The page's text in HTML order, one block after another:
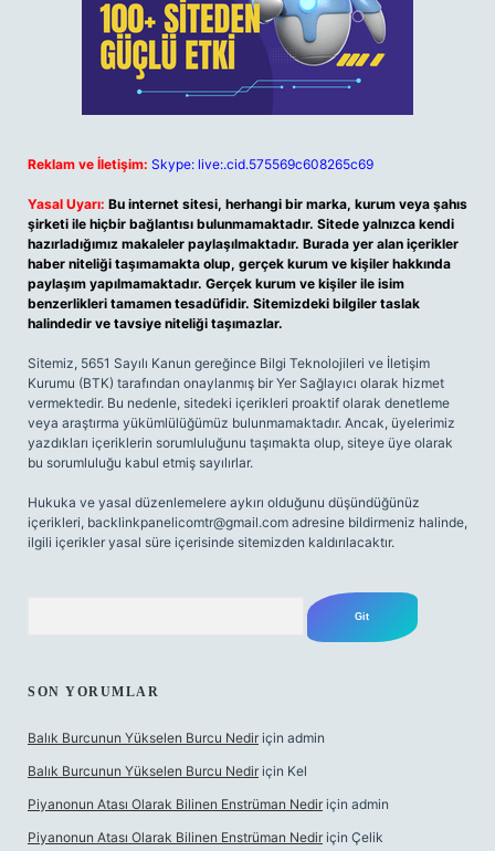
Reklam ve İletişim: Skype: live:.cid.575569c608265c69
Yasal Uyarı: Bu internet sitesi, herhangi bir marka, kurum veya şahıs
şirketi ile hiçbir bağlantısı bulunmamaktadır. Sitede yalnızca kendi
hazırladığımız makaleler paylaşılmaktadır. Burada yer alan içerikler
haber niteliği taşımamakta olup, gerçek kurum ve kişiler hakkında
paylaşım yapılmamaktadır. Gerçek kurum ve kişiler ile isim
benzerlikleri tamamen tesadüfidir. Sitemizdeki bilgiler taslak
halindedir ve tavsiye niteliği taşımazlar.
Sitemiz, 5651 Sayılı Kanun gereğince Bilgi Teknolojileri ve İletişim
Kurumu (BTK) tarafından onaylanmış bir Yer Sağlayıcı olarak hizmet
vermektedir. Bu nedenle, sitedeki içerikleri proaktif olarak denetleme
veya araştırma yükümlülüğümüz bulunmamaktadır. Ancak, üyelerimiz
yazdıkları içeriklerin sorumluluğunu taşımakta olup, siteye üye olarak
bu sorumluluğu kabul etmiş sayılırlar.
Hukuka ve yasal düzenlemelere aykırı olduğunu düşündüğünüz
içerikleri, backlinkpanelicomtr@gmail.com adresine bildirmeniz halinde,
ilgili içerikler yasal süre içerisinde sitemizden kaldırılacaktır.
SON YORUMLAR
Balık Burcunun Yükselen Burcu Nedir için admin
Balık Burcunun Yükselen Burcu Nedir için Kel
Piyanonun Atası Olarak Bilinen Enstrüman Nedir için admin
Piyanonun Atası Olarak Bilinen Enstrüman Nedir için Çelik